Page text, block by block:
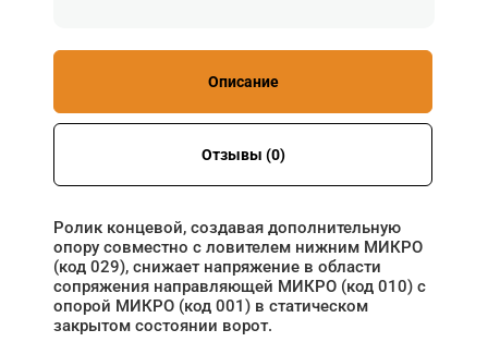
Описание
Отзывы (0)
Ролик концевой, создавая дополнительную
опору совместно с ловителем нижним МИКРО
(код 029), снижает напряжение в области
сопряжения направляющей МИКРО (код 010) с
опорой МИКРО (код 001) в статическом
закрытом состоянии ворот.